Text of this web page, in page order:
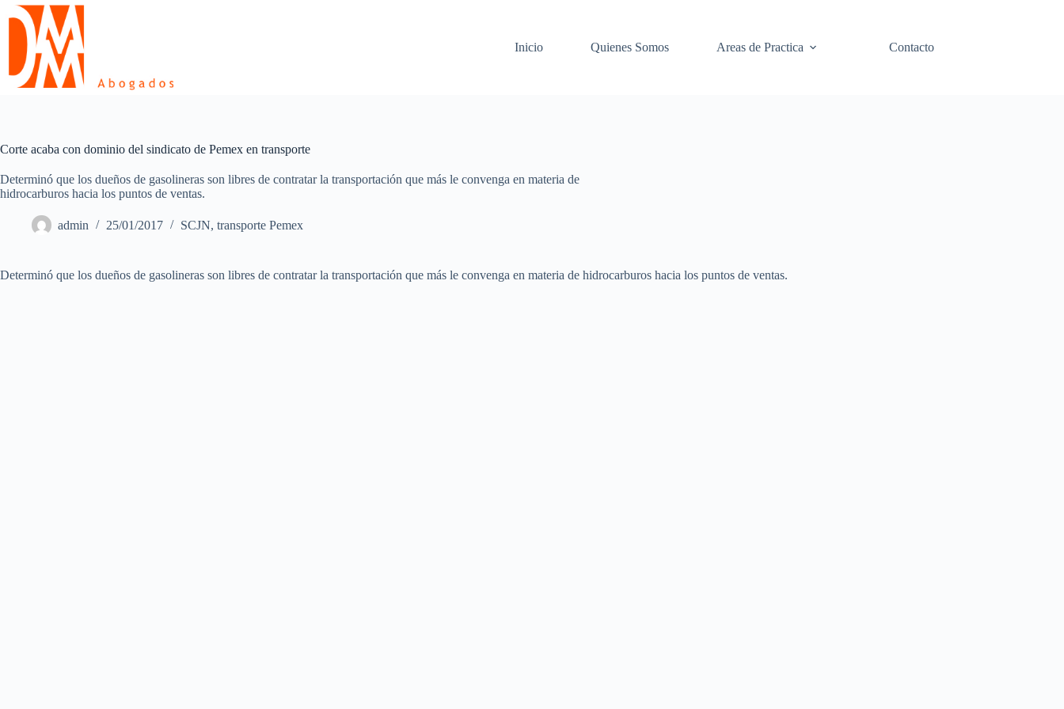
Skip
content
Inicio
Quienes Somos Areas de Practica Contacto
Corte acaba con dominio del sindicato de Pemex en transporte
Determinó que los dueños de gasolineras son libres de contratar la transportación que más le convenga en materia de
hidrocarburos hacia los puntos de ventas.
admin 25/01/2017 SCJN, transporte Pemex
Determinó que los dueños de gasolineras son libres de contratar la transportación que más le convenga en materia de hidrocarburos hacia los puntos de ventas.